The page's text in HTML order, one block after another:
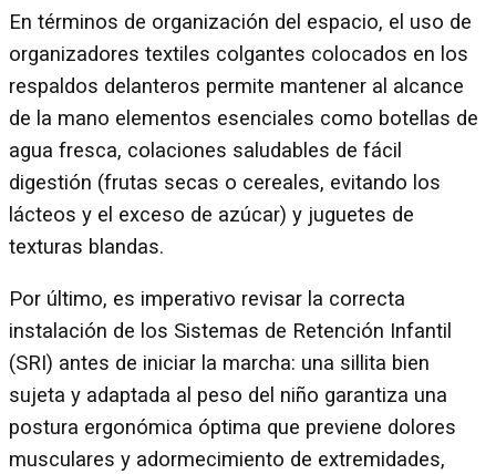
En términos de organización del espacio, el uso de
organizadores textiles colgantes colocados en los
respaldos delanteros permite mantener al alcance
de la mano elementos esenciales como botellas de
agua fresca, colaciones saludables de fácil
digestión (frutas secas o cereales, evitando los
lácteos y el exceso de azúcar) y juguetes de
texturas blandas.
Por último, es imperativo revisar la correcta
instalación de los Sistemas de Retención Infantil
(SRI) antes de iniciar la marcha: una sillita bien
sujeta y adaptada al peso del niño garantiza una
postura ergonómica óptima que previene dolores
musculares y adormecimiento de extremidades,